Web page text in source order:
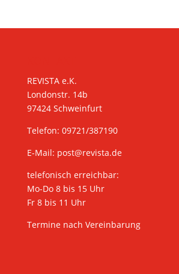
REVISTA e.K.
Londonstr. 14b
97424 Schweinfurt
Telefon: 09721/387190
E-Mail: post@revista.de
telefonisch erreichbar:
Mo-Do 8 bis 15 Uhr
Fr 8 bis 11 Uhr
Termine nach Vereinbarung